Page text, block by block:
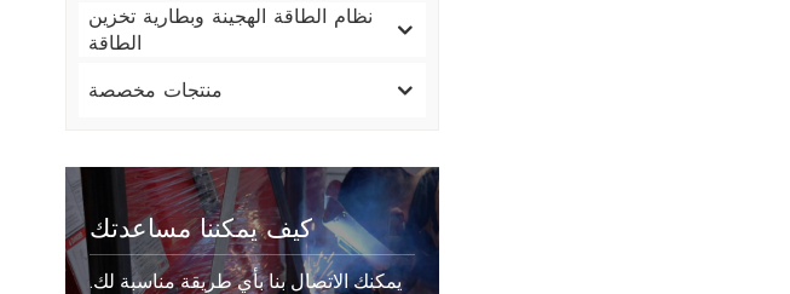
نظام الطاقة الهجينة وبطارية تخزين
الطاقة
منتجات مخصصة
كيف يمكننا مساعدتك
يمكنك الاتصال بنا بأي طريقة مناسبة لك.